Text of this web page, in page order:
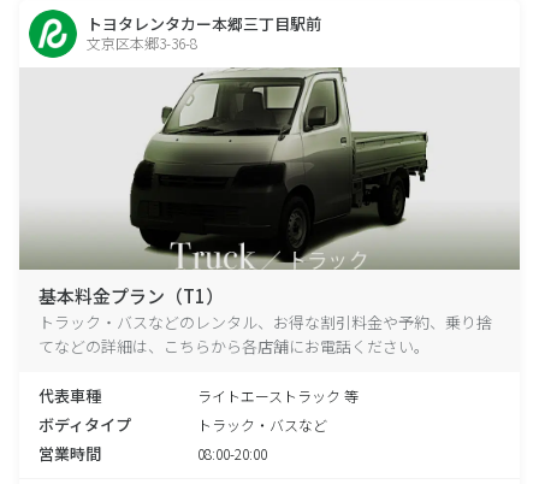
トヨタレンタカー本郷三丁目駅前
文京区本郷3-36-8
基本料金プラン（T1）
トラック・バスなどのレンタル、お得な割引料金や予約、乗り捨
てなどの詳細は、こちらから各店舗にお電話ください。
代表車種 ライトエーストラック 等
ボディタイプ トラック・バスなど
営業時間 08:00-20:00